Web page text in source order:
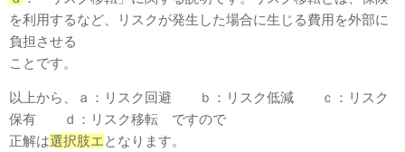
を利⽤するなど、リスクが発⽣した場合に⽣じる費⽤を外部に
負担させる
ことです。
以上から、ａ：リスク回避 ｂ：リスク低減 ｃ：リスク
保有 ｄ：リスク移転 ですので
正解は選択肢エとなります。